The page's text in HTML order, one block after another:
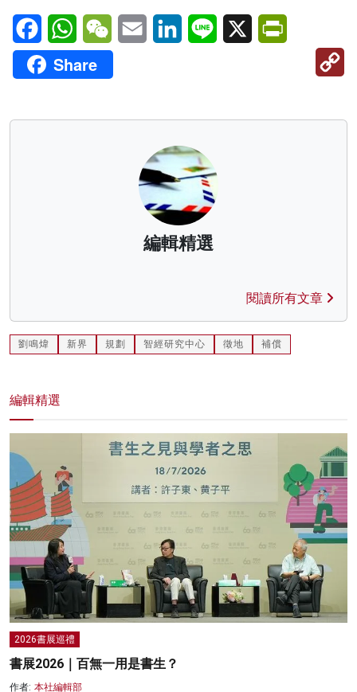
FacebookWhatsAppWeChatEmail LinkedInLine X
Share
編輯精選
閱讀所有文章
劉鳴煒 新界 規劃 智經研究中心 徵地 補償
編輯精選
2026書展巡禮
書展2026｜百無一用是書生？
作者: 本社編輯部